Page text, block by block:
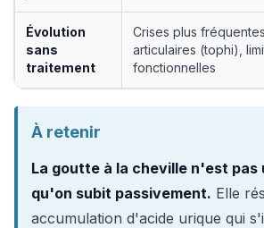
Évolution
sans
traitement
Crises plus
articulaires (tophi),
fonctionnelles
À retenir
La goutte à la cheville n'est pas
qu'on subit passivement. Elle
accumulation d'acide urique qui